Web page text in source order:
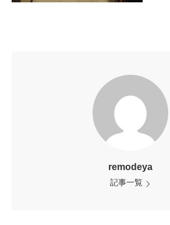
remodeya
記事一覧